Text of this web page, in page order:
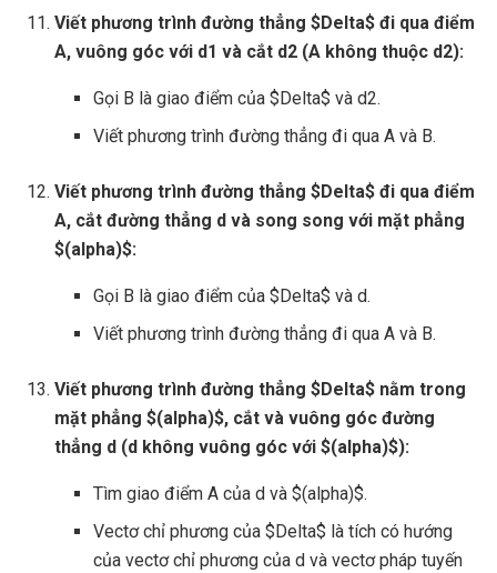
Viết phương trình đường thẳng $Delta$ đi qua điểm
A, vuông góc với d1 và cắt d2 (A không thuộc d2):
Gọi B là giao điểm của $Delta$ và d2.
Viết phương trình đường thẳng đi qua A và B.
Viết phương trình đường thẳng $Delta$ đi qua điểm
A, cắt đường thẳng d và song song với mặt phẳng
$(alpha)$:
Gọi B là giao điểm của $Delta$ và d.
Viết phương trình đường thẳng đi qua A và B.
Viết phương trình đường thẳng $Delta$ nằm trong
mặt phẳng $(alpha)$, cắt và vuông góc đường
thẳng d (d không vuông góc với $(alpha)$):
Tìm giao điểm A của d và $(alpha)$.
Vectơ chỉ phương của $Delta$ là tích có hướng
của vectơ chỉ phương của d và vectơ pháp tuyến